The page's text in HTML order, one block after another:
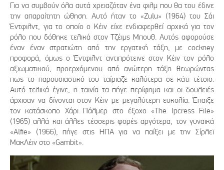
Για να συμβούν όλα αυτά χρειαζόταν ένα φιλμ που θα του έδινε
την απαραίτητη ώθηση. Αυτό ήταν το «Zulu» (1964) του Σάι
Έντφιλντ, για το οποίο ο Κέιν είχε ενδιαφερθεί αρχικά για τον
ρόλο που δόθηκε τελικά στον Τζέιμς Μπουθ. Αυτός αφορούσε
έναν έναν στρατιώτη από την εργατική τάξη, με cockney
προφορά, όμως ο Έντφιλντ αντιπρότεινε στον Κέιν τον ρόλο
αξιωματικού, προερχόμενου από ανώτερη τάξη θεωρώντας
πως το παρουσιαστικό του ταίριαζε καλύτερα σε κάτι τέτοιο.
Αυτό τελικά έγινε, η ταινία τα πήγε περίφημα και οι δουλειές
άρχισαν να δίνονται στον Κέιν με μεγαλύτερη ευκολία. Έπαιξε
τον κατάσκοπο Χάρι Πάλμερ στο έξοχο «The Ipcress File»
(1965) αλλά και άλλες τέσσερις φορές αργότερα, τον γυναικά
«Alfie» (1966), πήγε στις ΗΠΑ για να παίξει με την Σίρλεϊ
ΜακΛέιν στο «Gambit».